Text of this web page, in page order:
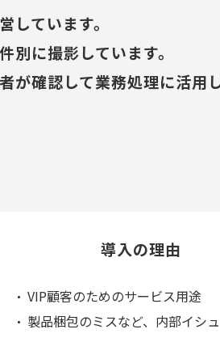
しています。
別に撮影しています。
確認して業務処理に活用し
導入の理由
VIP顧客のためのサービス用途
製品梱包のミスなど、内部イシ